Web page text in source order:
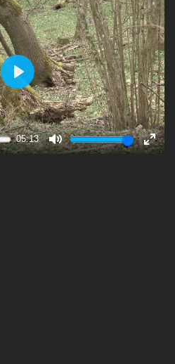
05:13
Mute
Enter
Play